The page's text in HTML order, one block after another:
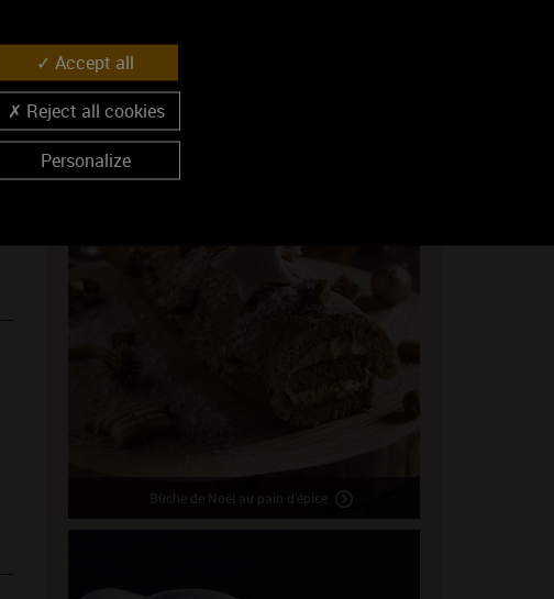
Bûche de Noël au pain d’épice
Accept all
Reject all cookies
Personalize